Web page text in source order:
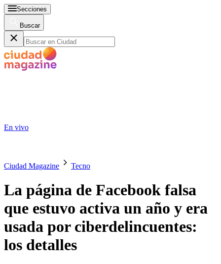
Secciones
Buscar
En vivo
Ciudad Magazine Tecno
La página de Facebook falsa
que estuvo activa un año y era
usada por ciberdelincuentes:
los detalles